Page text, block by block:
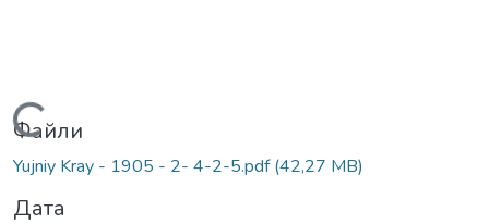
Вантажиться...
Файли
Yujniy Kray - 1905 - 2- 4-2-5.pdf(42,27 MB)
Дата